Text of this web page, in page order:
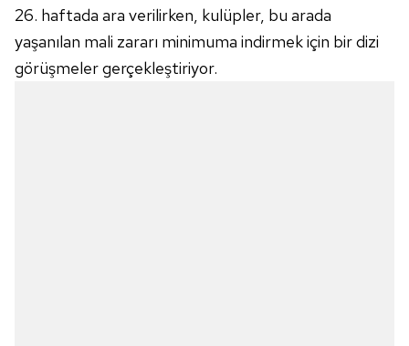
26. haftada ara verilirken, kulüpler, bu arada
yaşanılan mali zararı minimuma indirmek için bir dizi
görüşmeler gerçekleştiriyor.